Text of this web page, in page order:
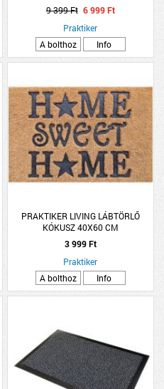
9 399 Ft 6 999 Ft
Praktiker
A bolthoz
Info
PRAKTIKER LIVING LÁBTÖRLŐ
KÓKUSZ 40X60 CM
3 999 Ft
Praktiker
A bolthoz
Info